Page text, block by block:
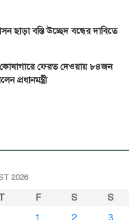
ছাড়া বস্তি উচ্ছেদ বন্ধের দাবিতে
কোষাগারে ফেরত দেওয়ায় ৮৪জন
প্রধানমন্ত্রী
2026
F S
S
1
2
3